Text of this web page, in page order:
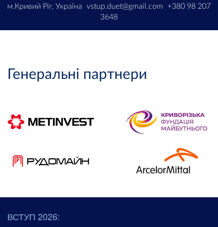
м.Кривий Ріг, Україна
vstup.duet@gmail.com
+380 98 207
3648
Генеральні партнери
ВСТУП 2026: